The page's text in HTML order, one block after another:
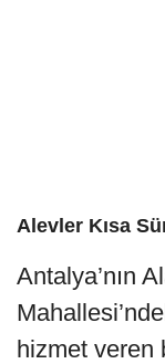
Alevler Kısa
Antalya’nın
hizmet veren